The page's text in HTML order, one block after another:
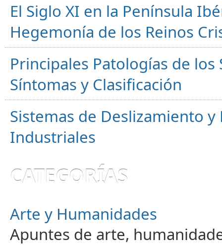
El Siglo XI en la Península
Hegemonía de los Reinos
Principales Patologías de
Síntomas y Clasificación
Sistemas de Deslizamiento
Industriales
CATEGORÍAS
Arte y Humanidades
Apuntes de arte,